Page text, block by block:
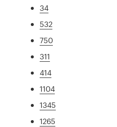
34
532
750
311
414
1104
1345
1265